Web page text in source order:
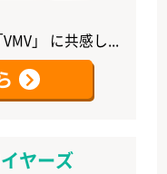
」 に共感し...
ヤーズ